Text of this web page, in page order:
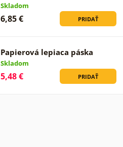
Skladom
6,85 € PRIDAŤ
Papierová lepiaca páska
Skladom
5,48 € PRIDAŤ